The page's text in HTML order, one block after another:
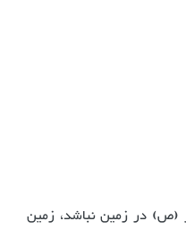
(ص) در زمین نباشد، زمین